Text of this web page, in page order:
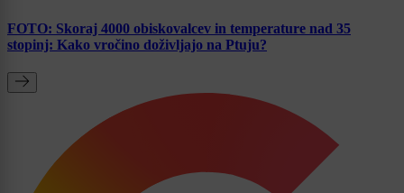
FOTO: Skoraj 4000 obiskovalcev in temperature nad 35
stopinj: Kako vročino doživljajo na Ptuju?